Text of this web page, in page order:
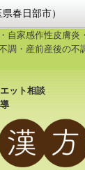
春日部市）
自家感作性皮膚炎
調・産前産後の
ット相談